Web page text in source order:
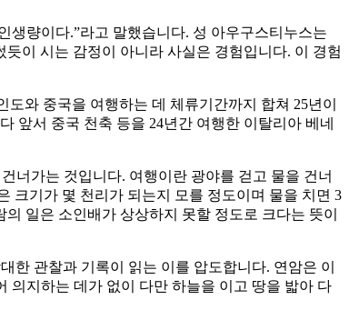
생량이다.”라고 말했습니다. 성 아우구스티누스는
이 시는 감정이 아니라 사실은 경험입니다. 이 경험
와 중국을 여행하는 데 체류기간까지 합쳐 25년이
앞서 중국 천축 등을 24년간 여행한 이탈리아 베네
너가는 것입니다. 여행이란 광야를 걷고 물을 건너
크기가 몇 천리가 되는지 모를 정도이며 물을 치면 3
일은 소인배가 상상하지 못할 정도로 크다는 뜻이
한 관찰과 기록이 읽는 이를 압도합니다. 연암은 이
의지하는 데가 없이 다만 하늘을 이고 땅을 밟아 다